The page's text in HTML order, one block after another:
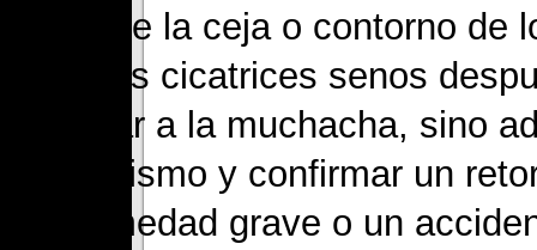
arco de la ceja o contorno
Rellenos cicatrices senos
decorar a la muchacha, sino
mismo y confirmar un
enfermedad grave o un